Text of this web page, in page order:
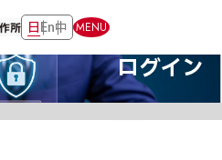
日En中 MENU
ログイン